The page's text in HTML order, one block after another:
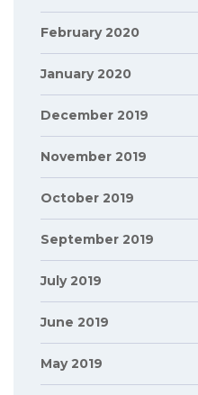
February 2020
January 2020
December 2019
November 2019
October 2019
September 2019
July 2019
June 2019
May 2019